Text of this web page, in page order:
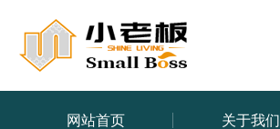
网站首页 关于我们